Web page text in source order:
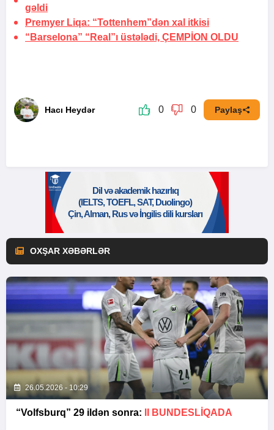
gəldi
Premyer Liqa: “Tottenhem”dən xal itkisi
“Barselona” “Real”ı üstələdi, ÇEMPİON OLDU
Hacı Heydər 0 0 Paylaş
OXŞAR XƏBƏRLƏR
26.05.2026 - 10:29
“Volfsburq” 29 ildən sonra: II BUNDESLİQADA